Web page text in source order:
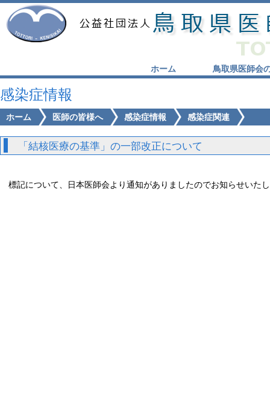
ホーム 鳥取県医師会
感染症情報
ホーム 医師の皆様へ 感染症情報 感染症関連
「結核医療の基準」の一部改正について
標記について、日本医師会より通知がありましたのでお知らせいた